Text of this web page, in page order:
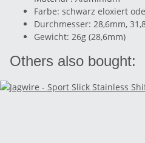
Farbe: schwarz eloxiert
Durchmesser: 28,6mm,
Gewicht: 26g (28,6mm)
Others also bought: